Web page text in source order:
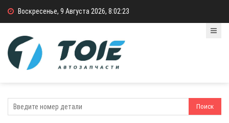
Воскресенье, 9 Августа 2026, 8:02:23